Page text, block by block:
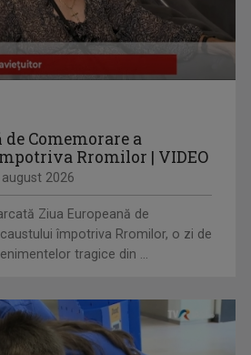
(ortodox)
Comemorare a
Rromilor | VIDEO
2026
Ziua Europeană de
împotriva Rromilor, o zi de
tragice din ...